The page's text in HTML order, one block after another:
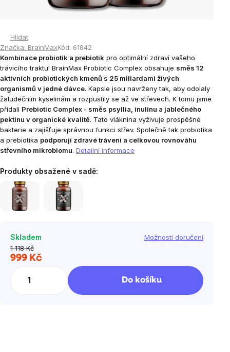
Hlídat
Značka: BrainMaxKód: 61842
Kombinace probiotik a prebiotik pro optimální zdraví vašeho
trávicího traktu! BrainMax Probiotic Complex obsahuje směs 12
aktivních probiotických kmenů s 25 miliardami živých
organismů v jedné dávce. Kapsle jsou navrženy tak, aby odolaly
žaludečním kyselinám a rozpustily se až ve střevech. K tomu jsme
přidali Prebiotic Complex - směs psyllia, inulinu a jablečného
pektinu v organické kvalitě. Tato vláknina vyživuje prospěšné
bakterie a zajišťuje správnou funkci střev. Společně tak probiotika
a prebiotika podporují zdravé trávení a celkovou rovnováhu
střevního mikrobiomu. Detailní informace
Produkty obsažené v sadě:
Skladem
Možnosti doručení
1 118 Kč
999 Kč
Do košíku